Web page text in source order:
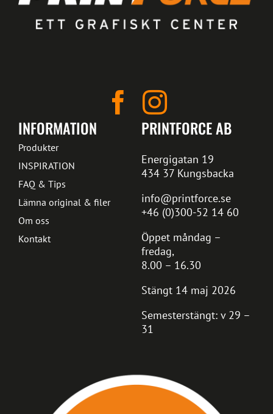
PRINTFORCE AB
Energigatan 19
434 37 Kungsbacka
info@printforce.se
+46 (0)300-52 14 60
Öppet måndag –
fredag,
8.00 – 16.30
Stängt 14 maj 2026
Semesterstängt: v 29 –
31
INFORMATION
Produkter
INSPIRATION
FAQ & Tips
Lämna original & filer
Om oss
Kontakt